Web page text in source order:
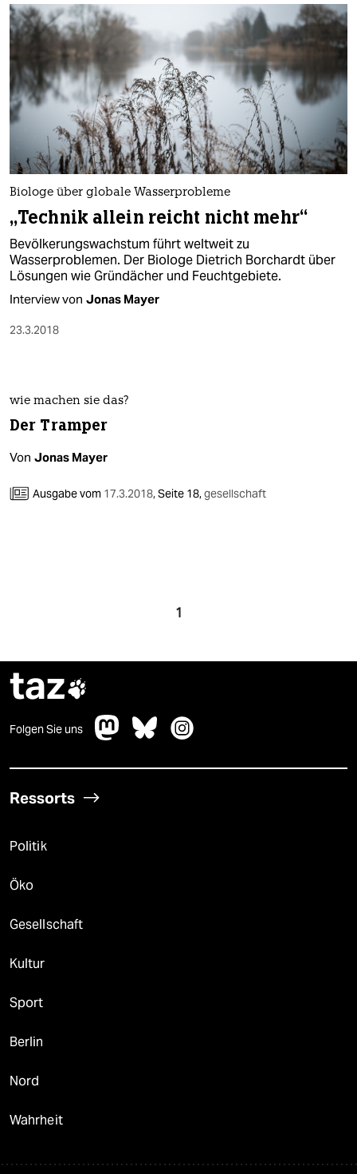
Biologe über globale Wasserprobleme
„Technik allein reicht nicht mehr“
Bevölkerungswachstum führt weltweit zu
Wasserproblemen. Der Biologe Dietrich Borchardt über
Lösungen wie Gründächer und Feuchtgebiete.
Interview von Jonas Mayer
23.3.2018
wie machen sie das?
Der Tramper
Von Jonas Mayer
Ausgabe vom 17.3.2018,Seite 18,gesellschaft
1
taz
Folgen Sie uns
Ressorts
Politik
Öko
Gesellschaft
Kultur
Sport
Berlin
Nord
Wahrheit